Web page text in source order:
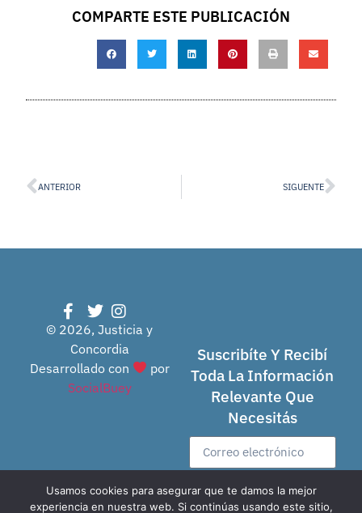
COMPARTE ESTE PUBLICACIÓN
ANTERIOR SIGUENTE
© 2026, Justicia y
Concordia
Desarrollado con
por
SocialBuey
Suscribíte Y Recibí
Toda La Información
Relevante Que
Necesitás
Enviar
Usamos cookies para asegurar que te damos la mejor
experiencia en nuestra web. Si continúas usando este sitio,